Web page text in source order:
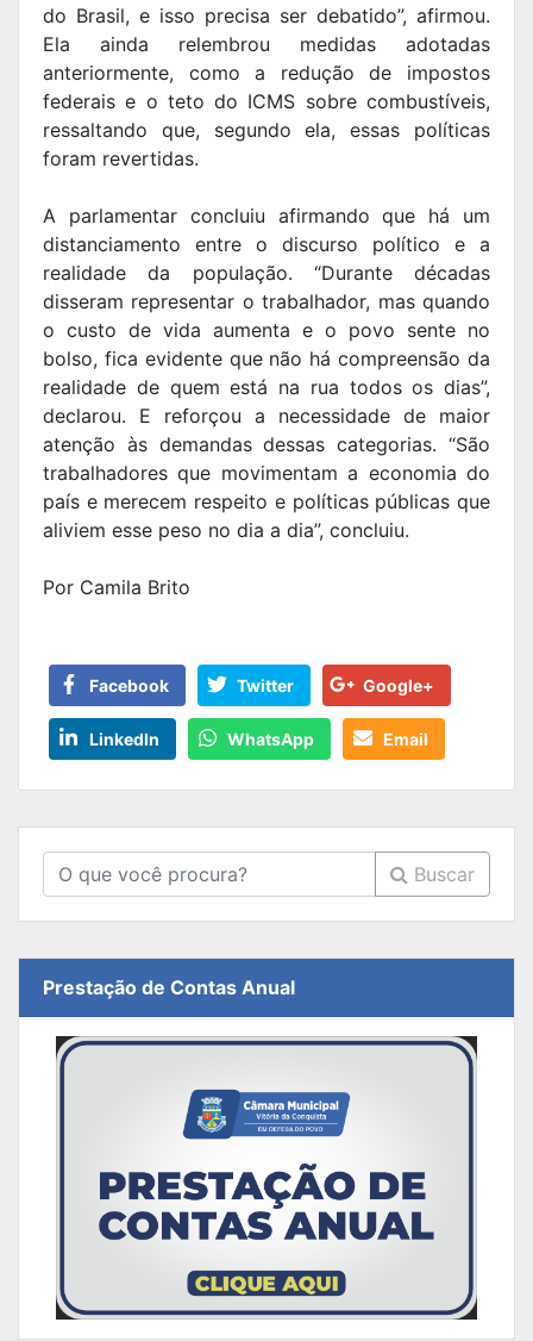
do Brasil, e isso precisa ser debatido”, afirmou.
Ela ainda relembrou medidas adotadas
anteriormente, como a redução de impostos
federais e o teto do ICMS sobre combustíveis,
ressaltando que, segundo ela, essas políticas
foram revertidas.
A parlamentar concluiu afirmando que há um
distanciamento entre o discurso político e a
realidade da população. “Durante décadas
disseram representar o trabalhador, mas quando
o custo de vida aumenta e o povo sente no
bolso, fica evidente que não há compreensão da
realidade de quem está na rua todos os dias”,
declarou. E reforçou a necessidade de maior
atenção às demandas dessas categorias. “São
trabalhadores que movimentam a economia do
país e merecem respeito e políticas públicas que
aliviem esse peso no dia a dia”, concluiu.
Por Camila Brito
Facebook Twitter Google+
LinkedIn WhatsApp Email
Buscar
Prestação de Contas Anual